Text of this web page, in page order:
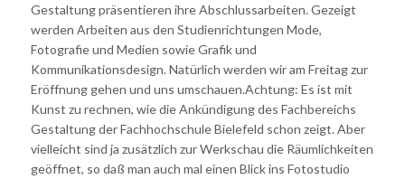
Gestaltung präsentieren ihre Abschlussarbeiten. Gezeigt
werden Arbeiten aus den Studienrichtungen Mode,
Fotografie und Medien sowie Grafik und
Kommunikationsdesign. Natürlich werden wir am Freitag zur
Eröffnung gehen und uns umschauen.Achtung: Es ist mit
Kunst zu rechnen, wie die Ankündigung des Fachbereichs
Gestaltung der Fachhochschule Bielefeld schon zeigt. Aber
vielleicht sind ja zusätzlich zur Werkschau die Räumlichkeiten
geöffnet, so daß man auch mal einen Blick ins Fotostudio